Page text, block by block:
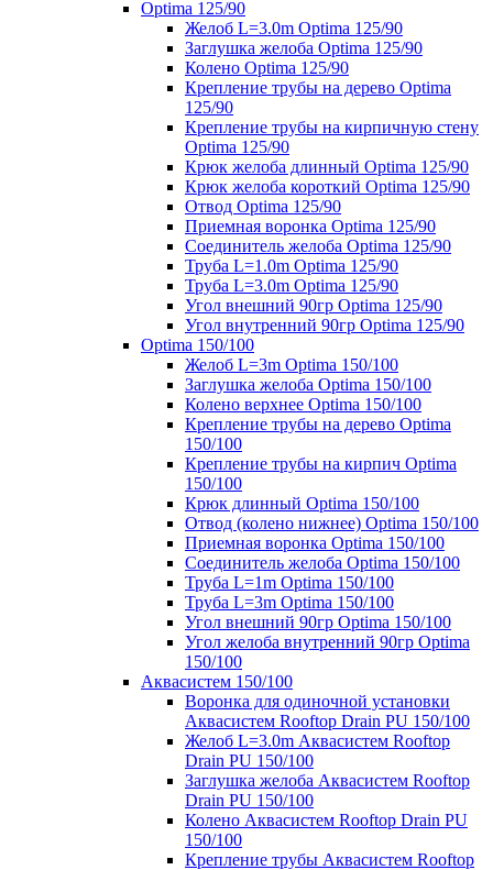
Optima 125/90
Желоб L=3.0m Optima 125/90
Заглушка желоба Optima 125/90
Колено Optima 125/90
Крепление трубы на дерево Optima
125/90
Крепление трубы на кирпичную стену
Optima 125/90
Крюк желоба длинный Optima 125/90
Крюк желоба короткий Optima 125/90
Отвод Optima 125/90
Приемная воронка Optima 125/90
Соединитель желоба Optima 125/90
Труба L=1.0m Optima 125/90
Труба L=3.0m Optima 125/90
Угол внешний 90гр Optima 125/90
Угол внутренний 90гр Optima 125/90
Optima 150/100
Желоб L=3m Optima 150/100
Заглушка желоба Optima 150/100
Колено верхнее Optima 150/100
Крепление трубы на дерево Optima
150/100
Крепление трубы на кирпич Optima
150/100
Крюк длинный Optima 150/100
Отвод (колено нижнее) Optima 150/100
Приемная воронка Optima 150/100
Соединитель желоба Optima 150/100
Труба L=1m Optima 150/100
Труба L=3m Optima 150/100
Угол внешний 90гр Optima 150/100
Угол желоба внутренний 90гр Optima
150/100
Аквасистем 150/100
Воронка для одиночной установки
Аквасистем Rooftop Drain PU 150/100
Желоб L=3.0m Аквасистем Rooftop
Drain PU 150/100
Заглушка желоба Аквасистем Rooftop
Drain PU 150/100
Колено Аквасистем Rooftop Drain PU
150/100
Крепление трубы Аквасистем Rooftop